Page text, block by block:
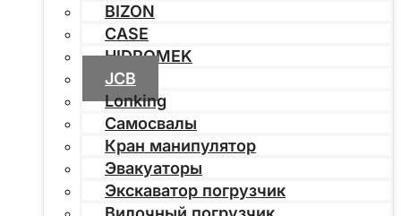
BIZON
CASE
HIDROMEK
JCB
Lonking
Самосвалы
Кран манипулятор
Эвакуаторы
Экскаватор погрузчик